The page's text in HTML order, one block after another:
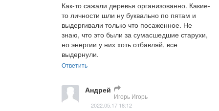
Как-то сажали деревья организованно. Какие-
то личности шли ну буквально по пятам и
выдергивали только что посаженное. Не
знаю, что это были за сумасшедшие старухи,
но энергии у них хоть отбавляй, все
выдернули.
Ответить
Андрей
Игорь Игорь
2022.05.17 18:12